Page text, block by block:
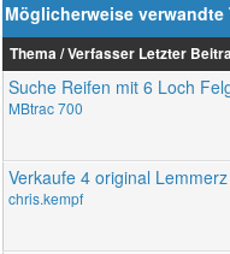
Möglicherweise
Thema / Verfasser Letzter
Suche Reifen mit 6 Loch
MBtrac 700
Verkaufe 4 original
chris.kempf